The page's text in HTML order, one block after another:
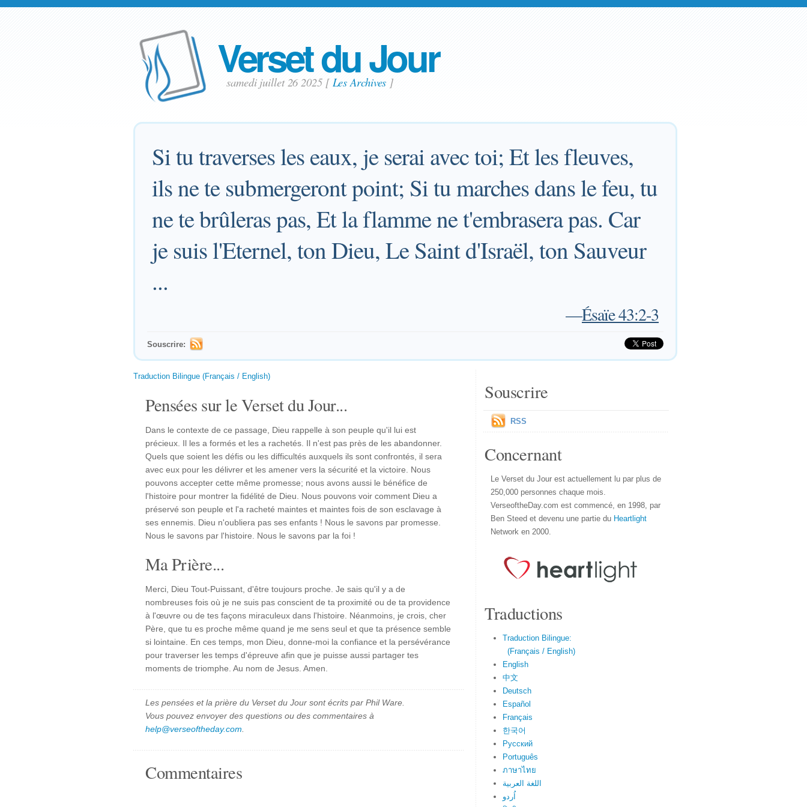
Verset du Jour
samedi juillet 26 2025 [ Les Archives ]
Si tu traverses les eaux, je serai avec toi; Et les fleuves,
ils ne te submergeront point; Si tu marches dans le feu, tu
ne te brûleras pas, Et la flamme ne t'embrasera pas. Car
je suis l'Eternel, ton Dieu, Le Saint d'Israël, ton Sauveur
...
—Ésaïe 43:2-3
Souscrire:
Traduction Bilingue (Français / English)
Pensées sur le Verset du Jour...
Dans le contexte de ce passage, Dieu rappelle à son peuple qu'il lui est
précieux. Il les a formés et les a rachetés. Il n'est pas près de les abandonner.
Quels que soient les défis ou les difficultés auxquels ils sont confrontés, il sera
avec eux pour les délivrer et les amener vers la sécurité et la victoire. Nous
pouvons accepter cette même promesse; nous avons aussi le bénéfice de
l'histoire pour montrer la fidélité de Dieu. Nous pouvons voir comment Dieu a
préservé son peuple et l'a racheté maintes et maintes fois de son esclavage à
ses ennemis. Dieu n'oubliera pas ses enfants ! Nous le savons par promesse.
Nous le savons par l'histoire. Nous le savons par la foi !
Ma Prière...
Merci, Dieu Tout-Puissant, d'être toujours proche. Je sais qu'il y a de
nombreuses fois où je ne suis pas conscient de ta proximité ou de ta providence
à l'œuvre ou de tes façons miraculeux dans l'histoire. Néanmoins, je crois, cher
Père, que tu es proche même quand je me sens seul et que ta présence semble
si lointaine. En ces temps, mon Dieu, donne-moi la confiance et la persévérance
pour traverser les temps d'épreuve afin que je puisse aussi partager tes
moments de triomphe. Au nom de Jesus. Amen.
Les pensées et la prière du Verset du Jour sont écrits par Phil Ware.
Vous pouvez envoyer des questions ou des commentaires à
help@verseoftheday.com
Commentaires
Souscrire
RSS
Concernant
Le Verset du Jour est actuellement lu par plus de
250,000 personnes chaque mois.
VerseoftheDay.com est commencé, en 1998, par
Ben Steed et devenu une partie du Heartlight
Network en 2000.
Traductions
Traduction Bilingue:
(Français / English)
English
中文
Deutsch
Español
Français
한국어
Русский
Português
ภาษาไทย
اللغة العربية
اُردو